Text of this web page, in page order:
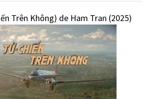
Trên Không) de Ham Tran (2025)